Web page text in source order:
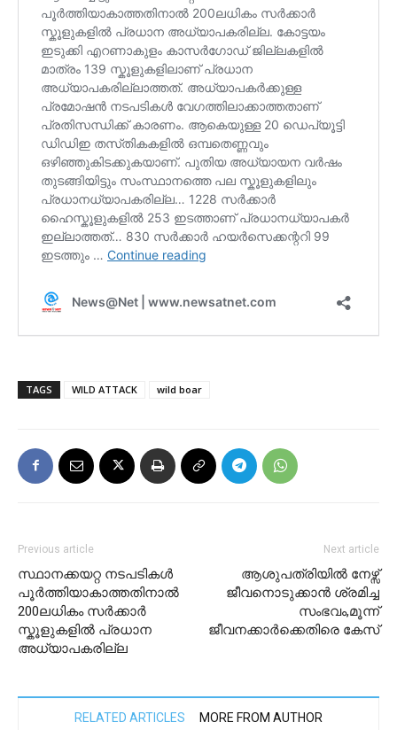
TAGS WILD ATTACK wild boar
Previous article
സ്ഥാനക്കയറ്റ നടപടികൾ
പൂർത്തിയാകാത്തതിനാൽ
200ലധികം സർക്കാർ
സ്കൂളുകളിൽ പ്രധാന
അധ്യാപകരില്ല
Next article
ആശുപത്രിയിൽ നേഴ്സ്
ജീവനൊടുക്കാൻ ശ്രമിച്ച
സംഭവം,മൂന്ന്
ജീവനക്കാർക്കെതിരെ കേസ്
RELATED ARTICLES MORE FROM AUTHOR